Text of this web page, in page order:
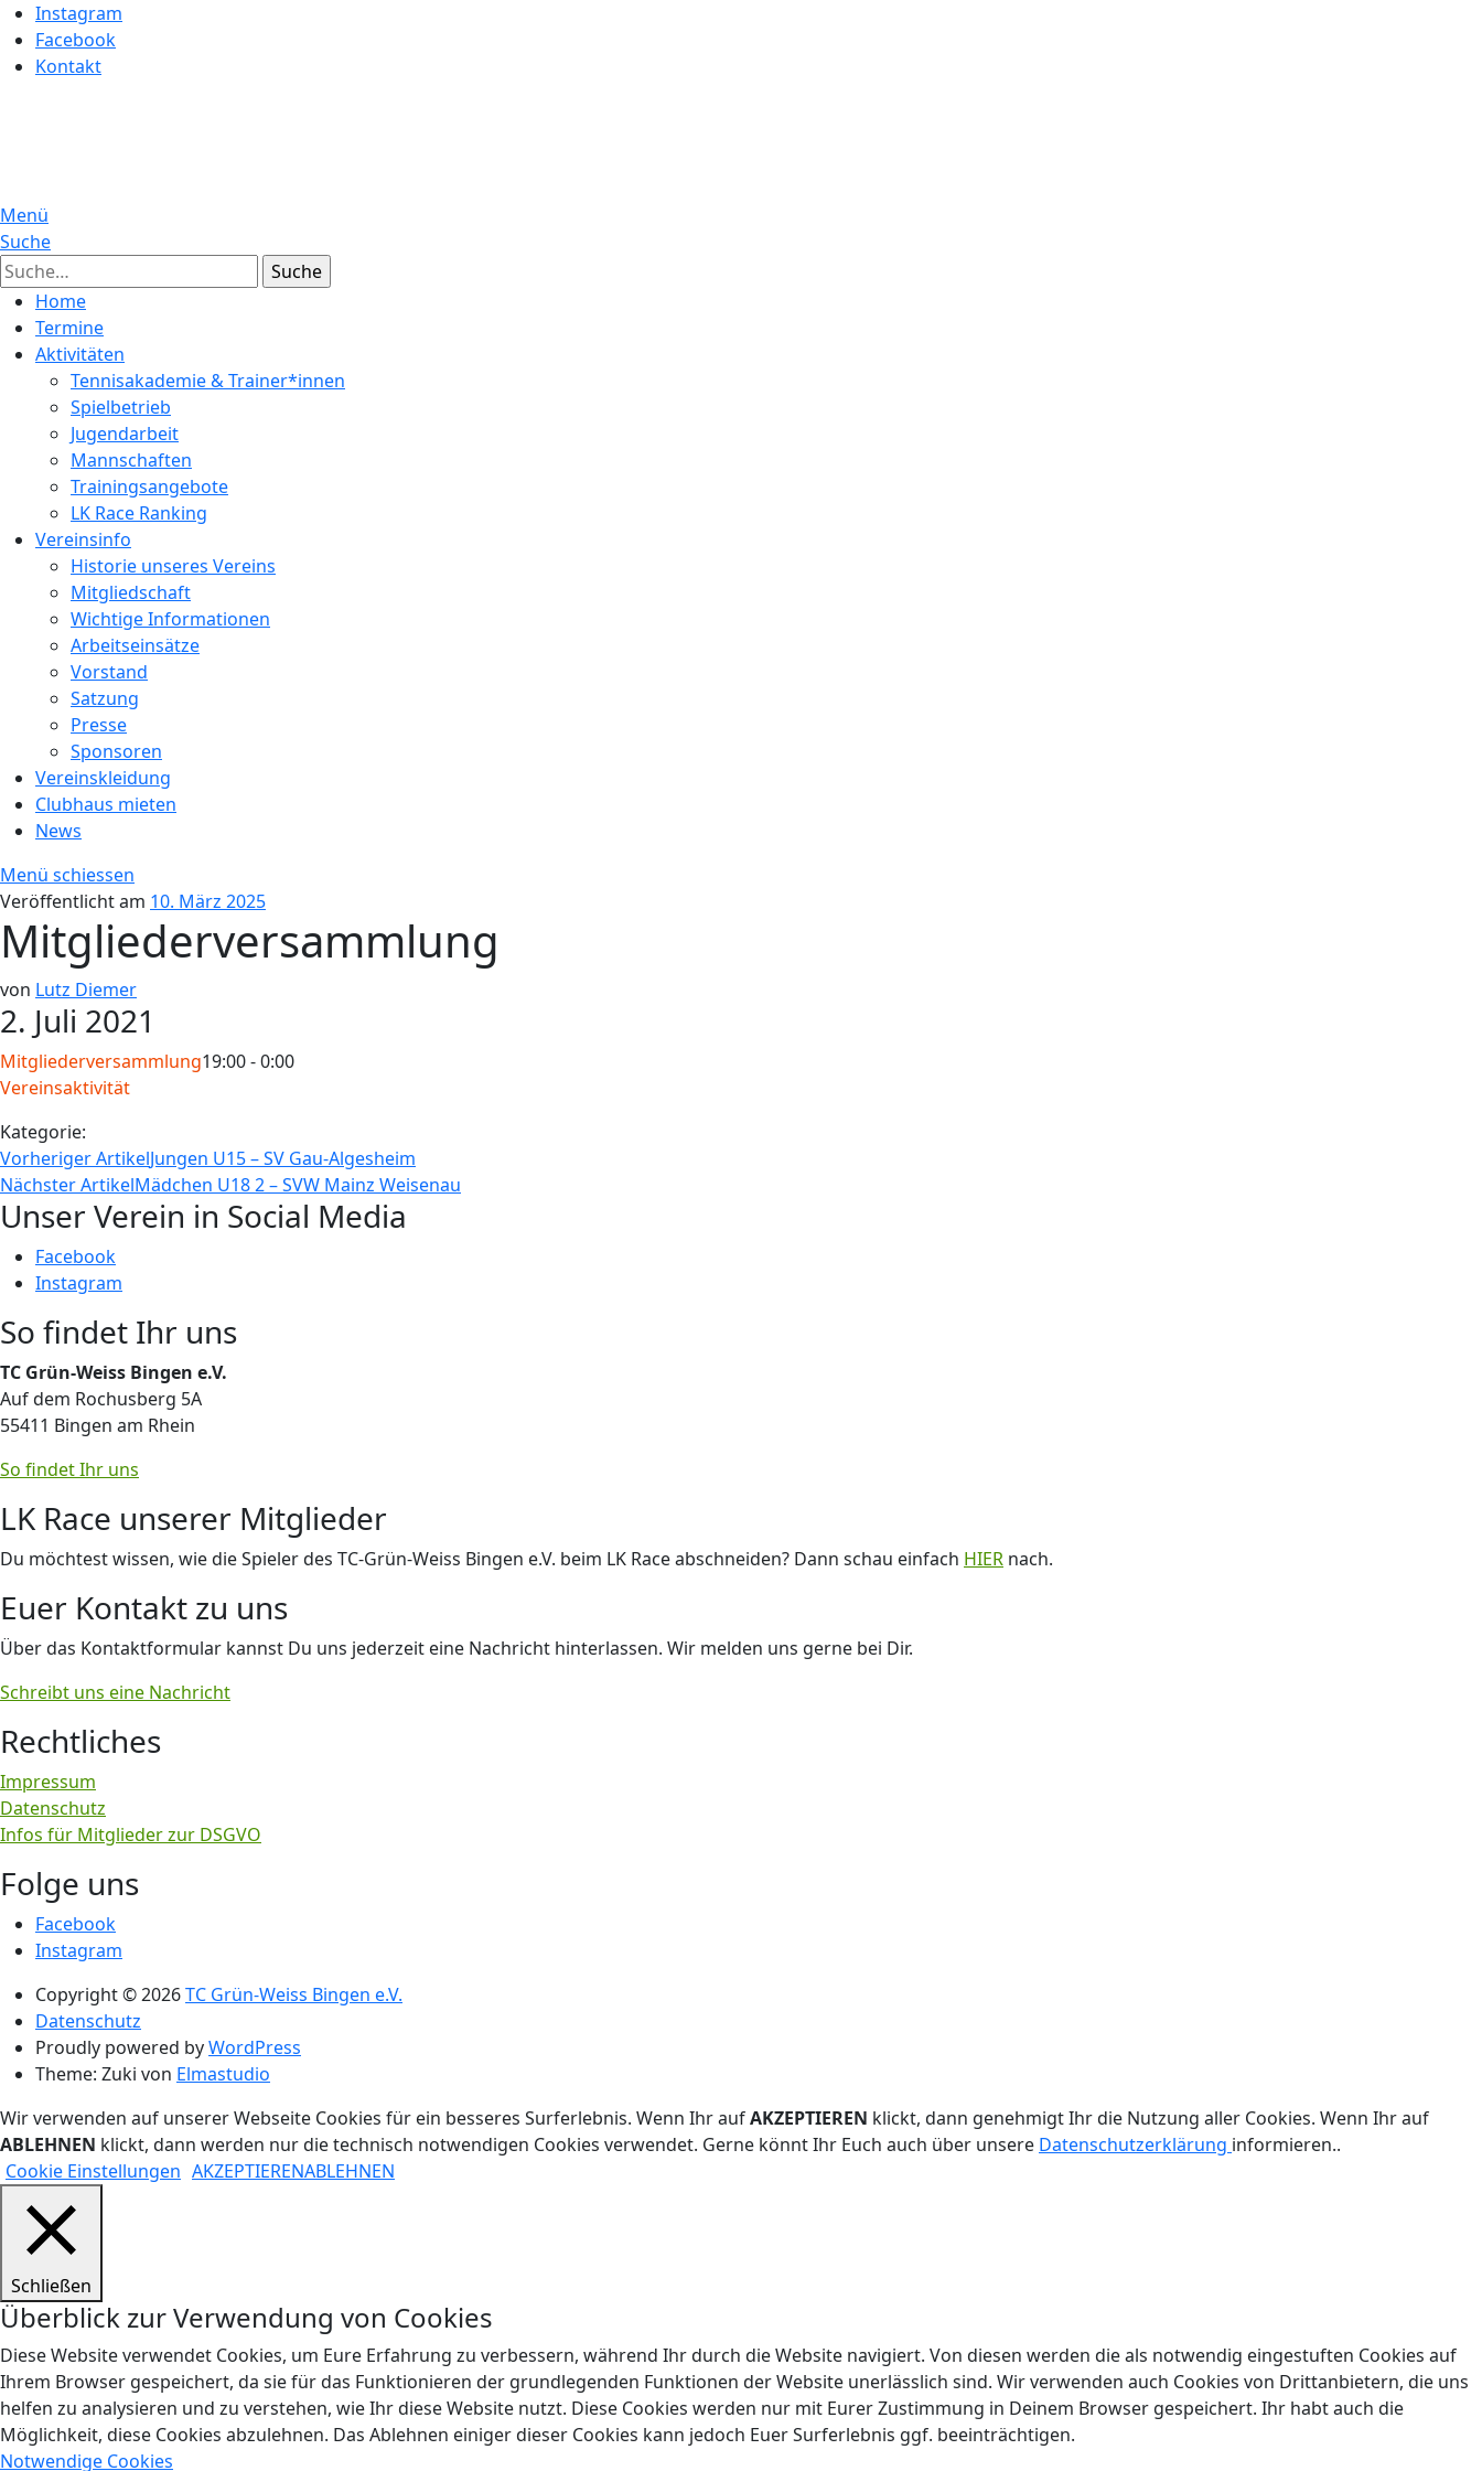
Instagram
Facebook
Kontakt
Menü
Suche
Suche
Home
Termine
Aktivitäten
Tennisakademie & Trainer*innen
Spielbetrieb
Jugendarbeit
Mannschaften
Trainingsangebote
LK Race Ranking
Vereinsinfo
Historie unseres Vereins
Mitgliedschaft
Wichtige Informationen
Arbeitseinsätze
Vorstand
Satzung
Presse
Sponsoren
Vereinskleidung
Clubhaus mieten
News
Menü schiessen
Veröffentlicht am 10. März 2025
Mitgliederversammlung
von Lutz Diemer
2. Juli 2021
Mitgliederversammlung19:00 - 0:00
Vereinsaktivität
Kategorie:
Vorheriger ArtikelJungen U15 – SV Gau-Algesheim
Nächster ArtikelMädchen U18 2 – SVW Mainz Weisenau
Unser Verein in Social Media
Facebook
Instagram
So findet Ihr uns
TC Grün-Weiss Bingen e.V.
Auf dem Rochusberg 5A
55411 Bingen am Rhein
So findet Ihr uns
LK Race unserer Mitglieder
Du möchtest wissen, wie die Spieler des TC-Grün-Weiss Bingen e.V. beim LK Race abschneiden? Dann schau einfach HIER nach.
Euer Kontakt zu uns
Über das Kontaktformular kannst Du uns jederzeit eine Nachricht hinterlassen. Wir melden uns gerne bei Dir.
Schreibt uns eine Nachricht
Rechtliches
Impressum
Datenschutz
Infos für Mitglieder zur DSGVO
Folge uns
Facebook
Instagram
Copyright © 2026TC Grün-Weiss Bingen e.V.
Datenschutz
Proudly powered byWordPress
Theme: Zuki von Elmastudio
Wir verwenden auf unserer Webseite Cookies für ein besseres Surferlebnis. Wenn Ihr aufAKZEPTIEREN klickt, dann genehmigt Ihr die Nutzung aller Cookies. Wenn Ihr auf
ABLEHNEN klickt, dann werden nur die technisch notwendigen Cookies verwendet. Gerne könnt Ihr Euch auch über unsere Datenschutzerklärung informieren..
Cookie Einstellungen AKZEPTIERENABLEHNEN
Schließen
Überblick zur Verwendung von Cookies
Diese Website verwendet Cookies, um Eure Erfahrung zu verbessern, während Ihr durch die Website navigiert. Von diesen werden die als notwendig eingestuften Cookies auf
Ihrem Browser gespeichert, da sie für das Funktionieren der grundlegenden Funktionen der Website unerlässlich sind. Wir verwenden auch Cookies von Drittanbietern, die uns
helfen zu analysieren und zu verstehen, wie Ihr diese Website nutzt. Diese Cookies werden nur mit Eurer Zustimmung in Deinem Browser gespeichert. Ihr habt auch die
Möglichkeit, diese Cookies abzulehnen. Das Ablehnen einiger dieser Cookies kann jedoch Euer Surferlebnis ggf. beeinträchtigen.
Notwendige Cookies